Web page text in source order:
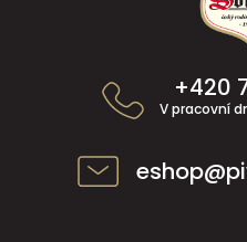
+420
V pracovní